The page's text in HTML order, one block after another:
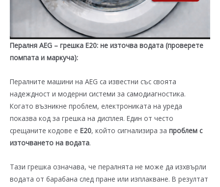
Пералня AEG – грешка E20: не източва водата (проверете
помпата и маркуча):
Пералните машини на AEG са известни със своята
надеждност и модерни системи за самодиагностика.
Когато възникне проблем, електрониката на уреда
показва код за грешка на дисплея. Един от често
срещаните кодове е E20, който сигнализира за проблем с
източването на водата.
Тази грешка означава, че пералнята не може да изхвърли
водата от барабана след пране или изплакване. В резултат